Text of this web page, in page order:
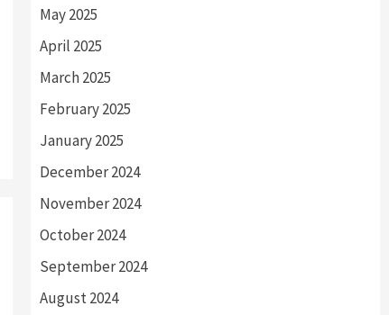
May 2025
April 2025
March 2025
February 2025
January 2025
December 2024
November 2024
October 2024
September 2024
August 2024